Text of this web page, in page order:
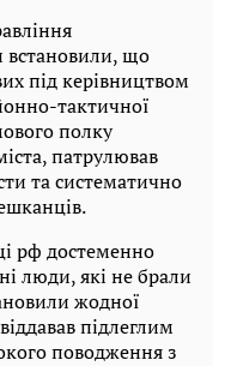
встановили, що
під керівництвом
тактичної
полку
патрулював
та систематично
рф достеменно
люди, які не брали
жодної
підлеглим
поводження з